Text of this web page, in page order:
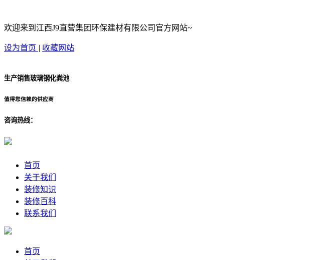
欢迎来到江西J9直营集团环保建材有限公司官方网站~
设为首页 | 收藏网站
生产销售玻璃钢化粪池
值得您信赖的供应商
咨询热线：
首页
关于我们
装修知识
装修百科
联系我们
首页